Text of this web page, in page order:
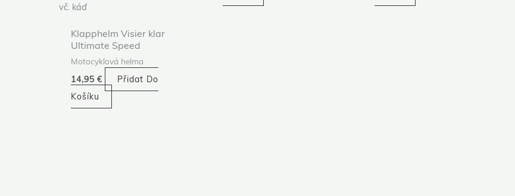
vč. káď
Klapphelm Visier klar
Ultimate Speed
Motocyklová helma
14,95 €
Přidat Do
Košíku